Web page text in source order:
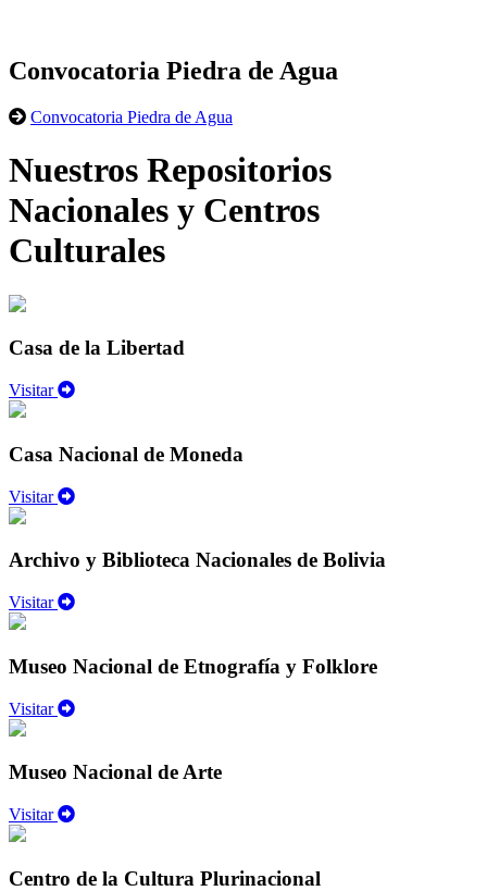
Convocatoria Piedra de Agua
Convocatoria Piedra de Agua
Nuestros Repositorios
Nacionales y Centros
Culturales
Casa de la Libertad
Visitar
Casa Nacional de Moneda
Visitar
Archivo y Biblioteca Nacionales de Bolivia
Visitar
Museo Nacional de Etnografía y Folklore
Visitar
Museo Nacional de Arte
Visitar
Centro de la Cultura Plurinacional